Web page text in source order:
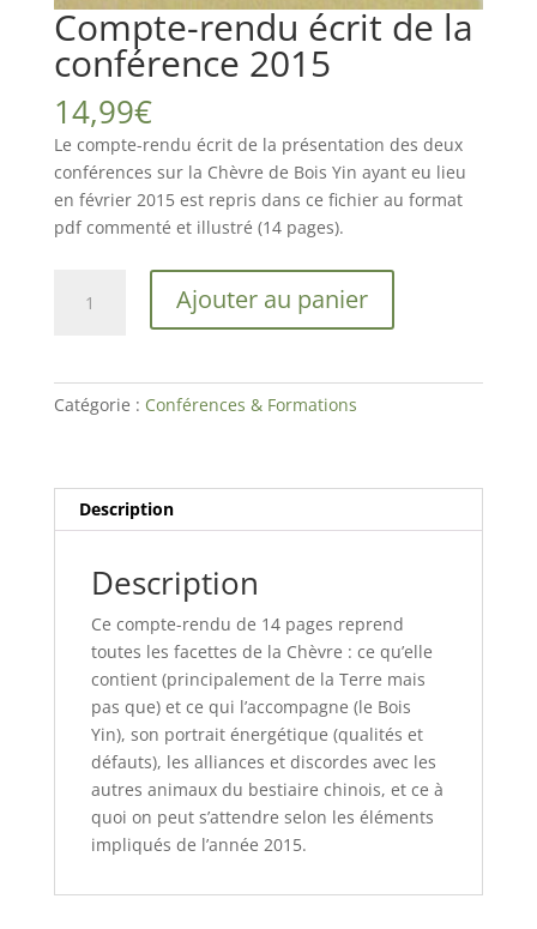
Compte-rendu écrit de la
conférence 2015
14,99€
Le compte-rendu écrit de la présentation des deux
conférences sur la Chèvre de Bois Yin ayant eu lieu
en février 2015 est repris dans ce fichier au format
pdf commenté et illustré (14 pages).
écrit
2015
Ajouter au panier
Catégorie : Conférences & Formations
Description
Description
Ce compte-rendu de 14 pages reprend
toutes les facettes de la Chèvre : ce qu’elle
contient (principalement de la Terre mais
pas que) et ce qui l’accompagne (le Bois
Yin), son portrait énergétique (qualités et
défauts), les alliances et discordes avec les
autres animaux du bestiaire chinois, et ce à
quoi on peut s’attendre selon les éléments
impliqués de l’année 2015.